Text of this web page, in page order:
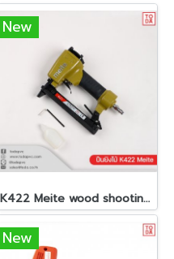
New
K422 Meite wood shooting gun
New